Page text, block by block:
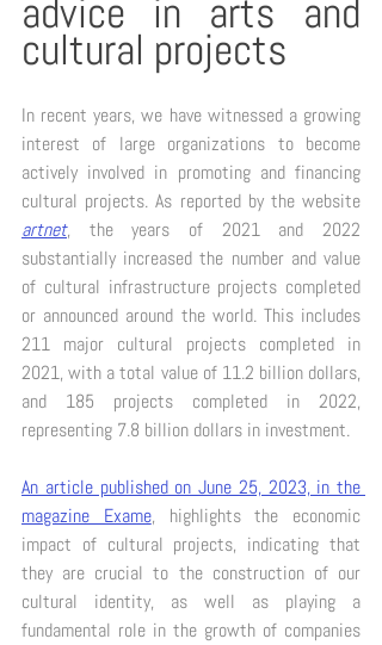
advice in arts and
cultural projects
In recent years, we have witnessed a growing
interest of large organizations to become
actively involved in promoting and financing
artnet, the years of 2021 and 2022
substantially increased the number and value
of cultural infrastructure projects completed
or announced around the world. This includes
211 major cultural projects completed in
2021, with a total value of 11.2 billion dollars,
and 185 projects completed in 2022,
representing 7.8 billion dollars in investment.
An article published on June 25, 2023, in the
magazine Exame, highlights the economic
impact of cultural projects, indicating that
they are crucial to the construction of our
cultural identity, as well as playing a
fundamental role in the growth of companies